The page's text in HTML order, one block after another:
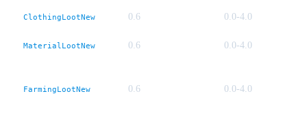
ClothingLootNew 0.6 0.0-4.0
MaterialLootNew 0.6 0.0-4.0
FarmingLootNew 0.6 0.0-4.0